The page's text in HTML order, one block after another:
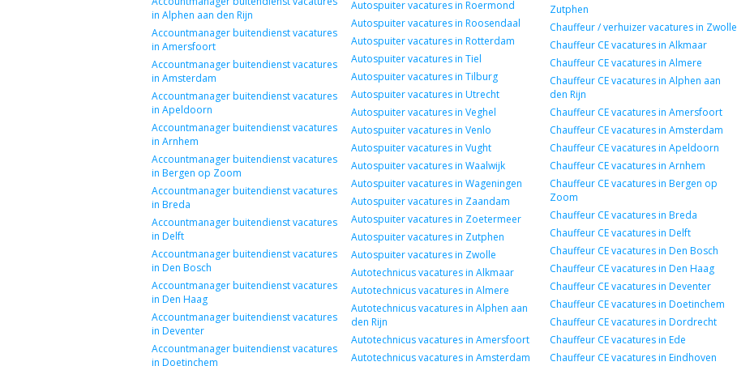
in Alphen aan den Rijn
Accountmanager buitendienst vacatures
in Amersfoort
Accountmanager buitendienst vacatures
in Amsterdam
Accountmanager buitendienst vacatures
in Apeldoorn
Accountmanager buitendienst vacatures
in Arnhem
Accountmanager buitendienst vacatures
in Bergen op Zoom
Accountmanager buitendienst vacatures
in Breda
Accountmanager buitendienst vacatures
in Delft
Accountmanager buitendienst vacatures
in Den Bosch
Accountmanager buitendienst vacatures
in Den Haag
Accountmanager buitendienst vacatures
in Deventer
Accountmanager buitendienst vacatures
in Doetinchem
Autospuiter vacatures in Roermond
Autospuiter vacatures in Roosendaal
Autospuiter vacatures in Rotterdam
Autospuiter vacatures in Tiel
Autospuiter vacatures in Tilburg
Autospuiter vacatures in Utrecht
Autospuiter vacatures in Veghel
Autospuiter vacatures in Venlo
Autospuiter vacatures in Vught
Autospuiter vacatures in Waalwijk
Autospuiter vacatures in Wageningen
Autospuiter vacatures in Zaandam
Autospuiter vacatures in Zoetermeer
Autospuiter vacatures in Zutphen
Autospuiter vacatures in Zwolle
Autotechnicus vacatures in Alkmaar
Autotechnicus vacatures in Almere
Autotechnicus vacatures in Alphen aan
den Rijn
Autotechnicus vacatures in Amersfoort
Autotechnicus vacatures in Amsterdam
Zutphen
Chauffeur / verhuizer vacatures in Zwolle
Chauffeur CE vacatures in Alkmaar
Chauffeur CE vacatures in Almere
Chauffeur CE vacatures in Alphen aan
den Rijn
Chauffeur CE vacatures in Amersfoort
Chauffeur CE vacatures in Amsterdam
Chauffeur CE vacatures in Apeldoorn
Chauffeur CE vacatures in Arnhem
Chauffeur CE vacatures in Bergen op
Zoom
Chauffeur CE vacatures in Breda
Chauffeur CE vacatures in Delft
Chauffeur CE vacatures in Den Bosch
Chauffeur CE vacatures in Den Haag
Chauffeur CE vacatures in Deventer
Chauffeur CE vacatures in Doetinchem
Chauffeur CE vacatures in Dordrecht
Chauffeur CE vacatures in Ede
Chauffeur CE vacatures in Eindhoven